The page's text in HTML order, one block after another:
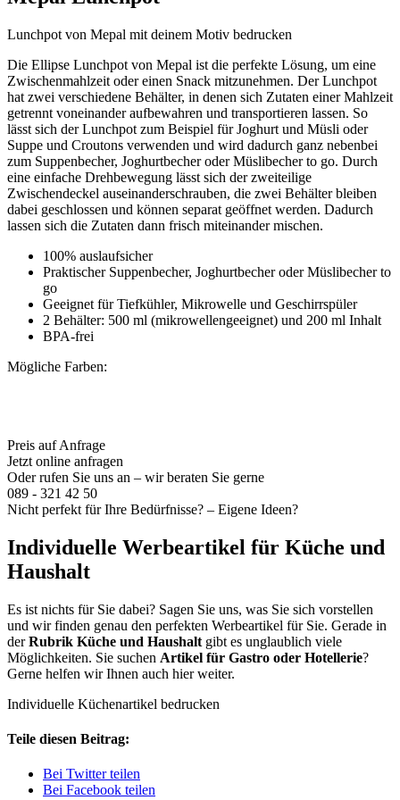
Lunchpot von Mepal mit deinem Motiv bedrucken
Die Ellipse Lunchpot von Mepal ist die perfekte Lösung, um eine
Zwischenmahlzeit oder einen Snack mitzunehmen. Der Lunchpot
hat zwei verschiedene Behälter, in denen sich Zutaten einer Mahlzeit
getrennt voneinander aufbewahren und transportieren lassen. So
lässt sich der Lunchpot zum Beispiel für Joghurt und Müsli oder
Suppe und Croutons verwenden und wird dadurch ganz nebenbei
zum Suppenbecher, Joghurtbecher oder Müslibecher to go. Durch
eine einfache Drehbewegung lässt sich der zweiteilige
Zwischendeckel auseinanderschrauben, die zwei Behälter bleiben
dabei geschlossen und können separat geöffnet werden. Dadurch
lassen sich die Zutaten dann frisch miteinander mischen.
100% auslaufsicher
Praktischer Suppenbecher, Joghurtbecher oder Müslibecher to
go
Geeignet für Tiefkühler, Mikrowelle und Geschirrspüler
2 Behälter: 500 ml (mikrowellengeeignet) und 200 ml Inhalt
BPA-frei
Mögliche Farben:
Preis auf Anfrage
Jetzt online anfragen
Oder rufen Sie uns an – wir beraten Sie gerne
089 - 321 42 50
Nicht perfekt für Ihre Bedürfnisse? – Eigene Ideen?
Individuelle Werbeartikel für Küche und
Haushalt
Es ist nichts für Sie dabei? Sagen Sie uns, was Sie sich vorstellen
und wir finden genau den perfekten Werbeartikel für Sie. Gerade in
derRubrik Küche und Haushalt gibt es unglaublich viele
Möglichkeiten. Sie suchen Artikel für Gastro oder Hotellerie?
Gerne helfen wir Ihnen auch hier weiter.
Individuelle Küchenartikel bedrucken
Teile diesen Beitrag:
Bei Twitter teilen
Bei Facebook teilen